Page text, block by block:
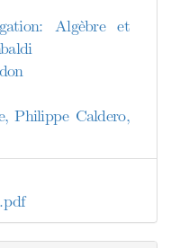
Algèbre et
Philippe Caldero,